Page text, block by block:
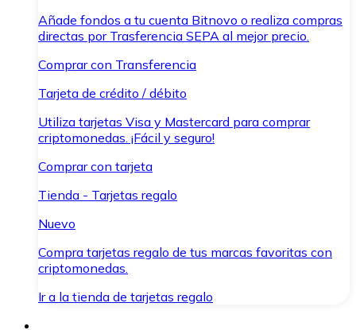
Añade fondos a tu cuenta Bitnovo o realiza compras
directas por Trasferencia SEPA al mejor precio.
Comprar con Transferencia
Tarjeta de crédito / débito
Utiliza tarjetas Visa y Mastercard para comprar
criptomonedas. ¡Fácil y seguro!
Comprar con tarjeta
Tienda - Tarjetas regalo
Nuevo
Compra tarjetas regalo de tus marcas favoritas con
criptomonedas.
Ir a la tienda de tarjetas regalo